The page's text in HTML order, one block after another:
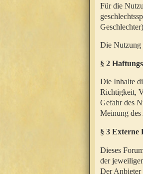
Für die
Die Nutzung
§ 2
Die Inhalte
Richtigkeit,
Gefahr des
Meinung des
§ 3 Externe
Dieses
der
Der Anbieter